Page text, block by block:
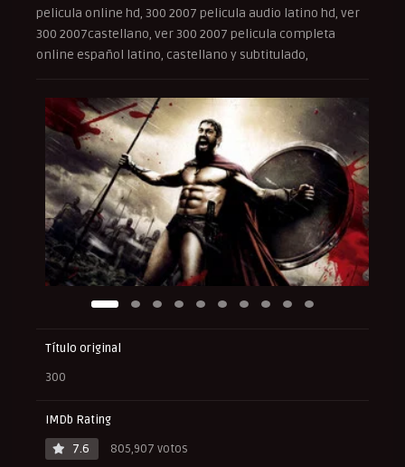
pelicula online hd, 300 2007 pelicula audio latino hd, ver
300 2007castellano, ver 300 2007 pelicula completa
online español latino, castellano y subtitulado,
Título original
300
IMDb Rating
7.6
805,907 votos